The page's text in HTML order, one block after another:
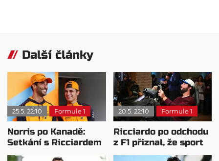
Další články
25.5. 22:10 Formule 1
Norris po Kanadě:
Setkání s Ricciardem
a slova o Indy 500
20.5. 22:10 Formule 1
Ricciardo po odchodu
z F1 přiznal, že sport
přestal sledovat